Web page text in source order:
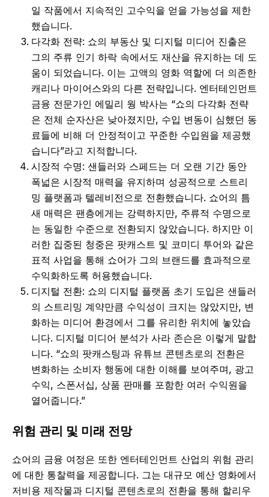
일 작품에서 지속적인 고수익을 얻을 가능성을 제한
했습니다.
다각화 전략: 쇼의 부동산 및 디지털 미디어 진출은
그의 주류 인기 하락 속에서도 재산을 유지하는 데 도
움이 되었습니다. 이는 고액의 영화 역할에 더 의존한
캐리나 마이어스와의 다른 전략입니다. 엔터테인먼트
금융 전문가인 에밀리 웡 박사는 “쇼의 다각화 전략
은 전체 순자산은 낮아졌지만, 수입 변동이 심했던 동
료들에 비해 더 안정적이고 꾸준한 수입원을 제공했
습니다”라고 지적합니다.
시장적 수명: 샌들러와 스페드는 더 오랜 기간 동안
폭넓은 시장적 매력을 유지하며 성공적으로 스트리
밍 플랫폼과 텔레비전으로 전환했습니다. 쇼어의 틈
새 매력은 팬층에게는 강력하지만, 주류적 수명으로
는 동일한 수준으로 전환되지 않았습니다. 하지만 이
러한 집중된 청중은 팟캐스트 및 코미디 투어와 같은
표적 사업을 통해 쇼어가 그의 브랜드를 효과적으로
수익화하도록 허용했습니다.
디지털 전환: 쇼의 디지털 플랫폼 초기 도입은 샌들러
의 스트리밍 계약만큼 수익성이 크지는 않았지만, 변
화하는 미디어 환경에서 그를 유리한 위치에 놓았습
니다. 디지털 미디어 분석가 사라 존슨은 이렇게 말합
니다. “쇼의 팟캐스팅과 유튜브 콘텐츠로의 전환은
변화하는 소비자 행동에 대한 이해를 보여주며, 광고
수익, 스폰서십, 상품 판매를 포함한 여러 수익원을
열어줍니다.”
위험 관리 및 미래 전망
쇼어의 금융 여정은 또한 엔터테인먼트 산업의 위험 관리
에 대한 통찰력을 제공합니다. 그는 대규모 예산 영화에서
저비용 제작물과 디지털 콘텐츠로의 전환을 통해 할리우